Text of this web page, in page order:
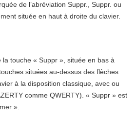
de l’abréviation Suppr., Suppr. ou
située en haut à droite du clavier.
la touche « Suppr », située en bas à
situées au-dessus des flèches
à la disposition classique, avec ou
comme QWERTY). « Suppr » est
».